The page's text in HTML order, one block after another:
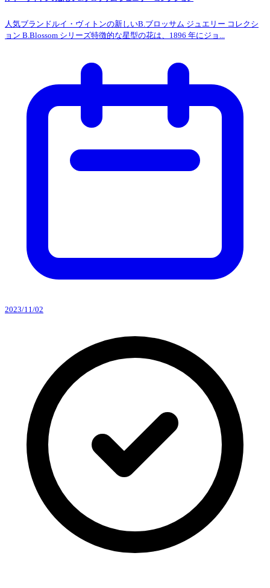
人気ブランドルイ・ヴィトンの新しいB.ブロッサム ジュエリー コレクシ
ョン B.Blossom シリーズ特徴的な星型の花は、1896 年にジョ...
2023/11/02